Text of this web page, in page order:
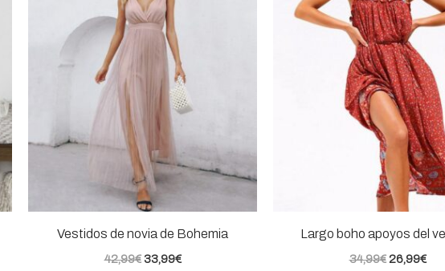
Vestidos de novia de Bohemia
42,99€ 33,99€
elegir
en
página
Largo boho apoyos del
34,99€ 26,99€